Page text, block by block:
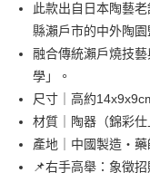
玉山商業銀行
台新國際商業銀行
台灣樂天信用卡公司
Google Pay
運送方式
全家取貨付款
每筆NT$65，滿
此款出自日本陶藝
縣瀨戶市的中外陶園
融合傳統瀨戶燒技
學」。
尺寸｜高約
材質｜陶器（錦彩
產地｜中國製造・藥
📌右手高舉：象徵